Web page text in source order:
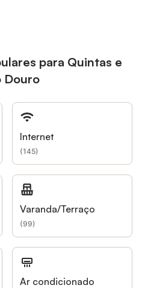
para Quintas e
Douro
Internet
(145)
Varanda/Terraço
(99)
Ar condicionado